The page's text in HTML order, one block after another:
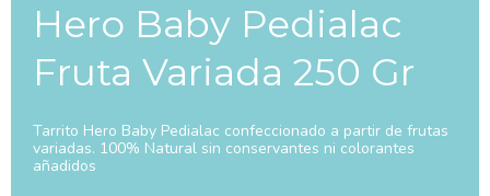
Hero Baby Pedialac
Fruta Variada 250 Gr
Tarrito Hero Baby Pedialac confeccionado a partir de frutas
variadas. 100% Natural sin conservantes ni colorantes
añadidos